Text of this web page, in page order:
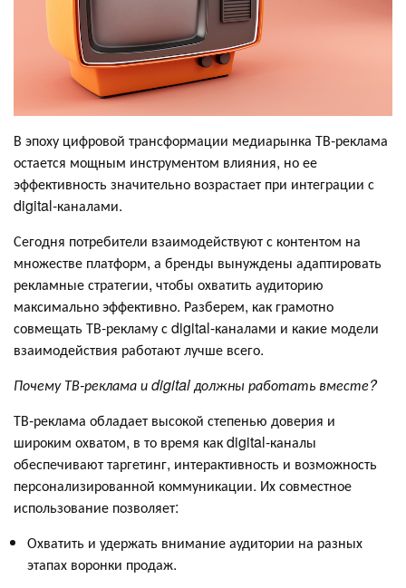
В эпоху цифровой трансформации медиарынка ТВ-реклама
остается мощным инструментом влияния, но ее
эффективность значительно возрастает при интеграции с
digital-каналами.
Сегодня потребители взаимодействуют с контентом на
множестве платформ, а бренды вынуждены адаптировать
рекламные стратегии, чтобы охватить аудиторию
максимально эффективно. Разберем, как грамотно
совмещать ТВ-рекламу с digital-каналами и какие модели
взаимодействия работают лучше всего.
Почему ТВ-реклама и digital должны работать вместе?
ТВ-реклама обладает высокой степенью доверия и
широким охватом, в то время как digital-каналы
обеспечивают таргетинг, интерактивность и возможность
персонализированной коммуникации. Их совместное
использование позволяет:
Охватить и удержать внимание аудитории на разных
этапах воронки продаж.